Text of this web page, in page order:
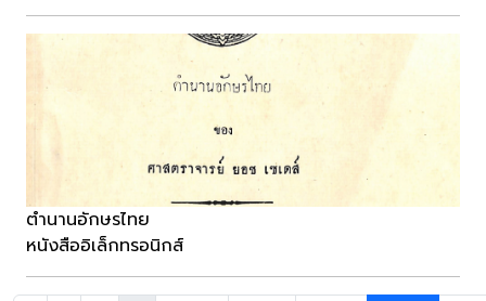
ตำนานอักษรไทย
หนังสืออิเล็กทรอนิกส์